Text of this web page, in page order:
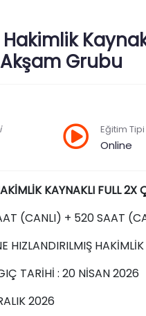
Grubu
Eğitim Tipi
Online
KAYNAKLI FULL2X
(CANLI) + 520 SAAT
HIZLANDIRILMIŞ
TARİHİ : 20 NİSAN 2026
2026